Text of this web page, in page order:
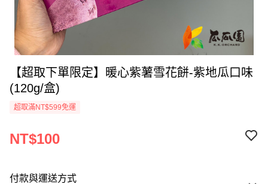
【超取下單限定】暖心紫薯雪花餅-紫地瓜口味
(120g/盒)
超取滿NT$599免運
NT$100
付款與運送方式